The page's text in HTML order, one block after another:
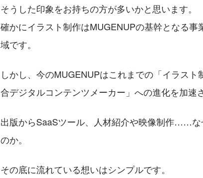
そうした印象をお持ちの方が多いかと思います。
確かにイラスト制作はMUGENUPの基幹となる
域です。
しかし、今のMUGENUPはこれまでの「イラス
合デジタルコンテンツメーカー」への進化を加速
出版からSaaSツール、人材紹介や映像制作……
のか。
その底に流れている想いはシンプルです。